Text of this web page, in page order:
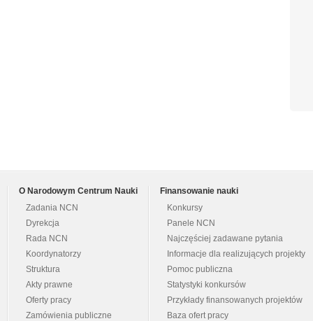
O Narodowym Centrum Nauki
Zadania NCN
Dyrekcja
Rada NCN
Koordynatorzy
Struktura
Akty prawne
Oferty pracy
Zamówienia publiczne
Finansowanie nauki
Konkursy
Panele NCN
Najczęściej zadawane pytania
Informacje dla realizujących projekty
Pomoc publiczna
Statystyki konkursów
Przykłady finansowanych projektów
Baza ofert pracy